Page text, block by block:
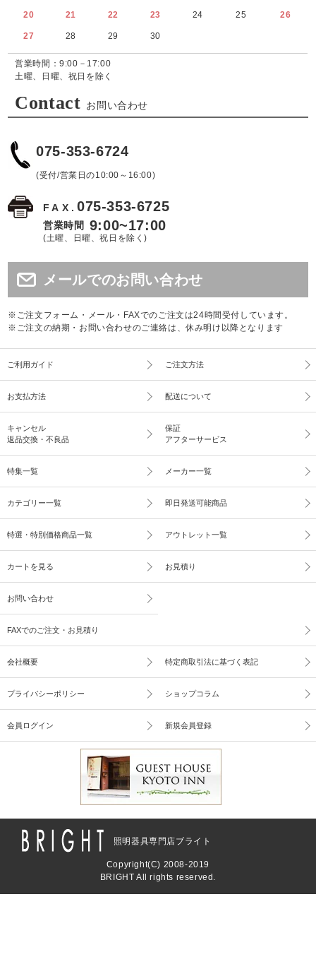
20 21 22 23 24 25 26
27 28 29 30
営業時間：9:00－17:00
土曜、日曜、祝日を除く
Contact お問い合わせ
075-353-6724
(受付/営業日の10:00～16:00)
FAX.075-353-6725
営業時間 9:00~17:00
(土曜、日曜、祝日を除く)
メールでのお問い合わせ
※ご注文フォーム・メール・FAXでのご注文は24時間受付しています。
※ご注文の納期・お問い合わせのご連絡は、休み明け以降となります
ご利用ガイド ご注文方法
お支払方法 配送について
キャンセル
返品交換・不良品
保証
アフターサービス
特集一覧 メーカー一覧
カテゴリー一覧 即日発送可能商品
特選・特別価格商品一覧 アウトレット一覧
カートを見る お見積り
お問い合わせ
FAXでのご注文・お見積り
会社概要 特定商取引法に基づく表記
プライバシーポリシー ショップコラム
会員ログイン 新規会員登録
照明器具専門店ブライト
Copyright(C) 2008-2019
BRIGHT All rights reserved.